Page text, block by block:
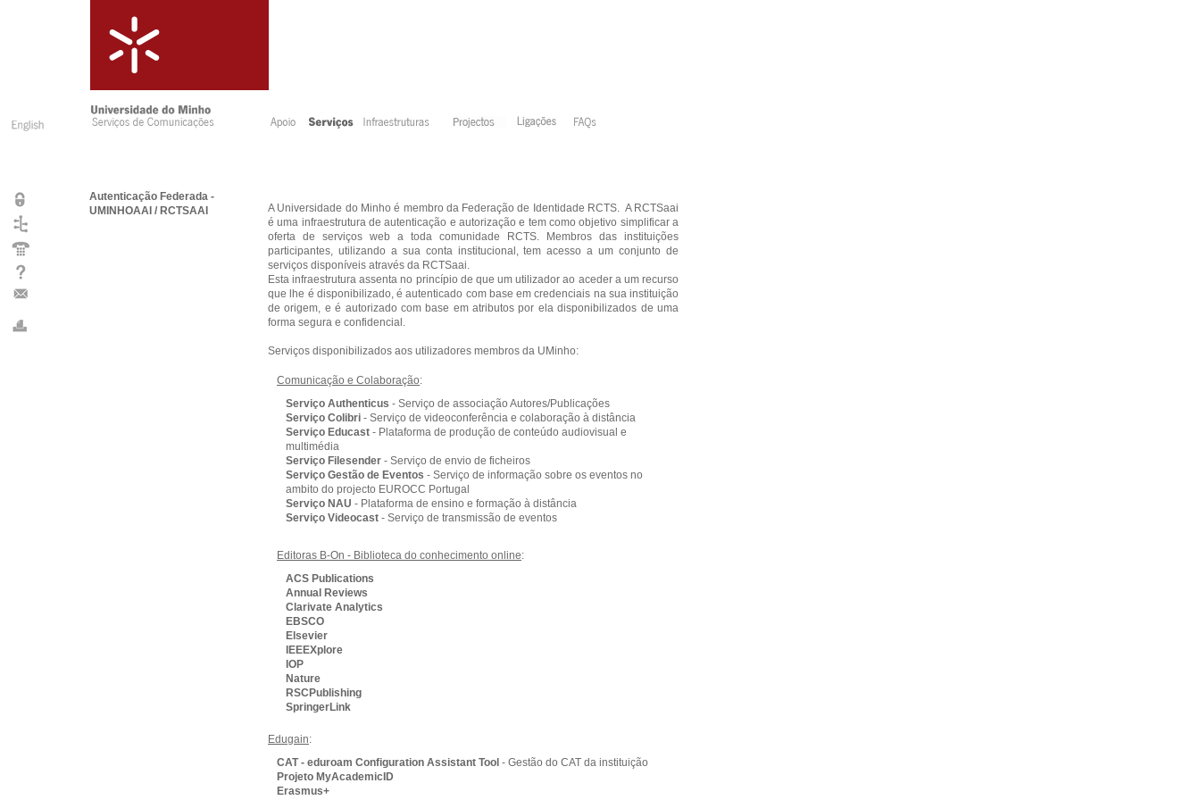
Autenticação Federada -
UMINHOAAI / RCTSAAI
A Universidade do Minho é membro da Federação de Identidade RCTS. A RCTSaai
é uma infraestrutura de autenticação e autorização e tem como objetivo simplificar a
oferta de serviços web a toda comunidade RCTS. Membros das instituições
participantes, utilizando a sua conta institucional, tem acesso a um conjunto de
serviços disponíveis através da RCTSaai.
Esta infraestrutura assenta no princípio de que um utilizador ao aceder a um recurso
que lhe é disponibilizado, é autenticado com base em credenciais na sua instituição
de origem, e é autorizado com base em atributos por ela disponibilizados de uma
forma segura e confidencial.
Serviços disponibilizados aos utilizadores membros da UMinho:
Comunicação e Colaboração:
Serviço Authenticus - Serviço de associação Autores/Publicações
Serviço Colibri - Serviço de videoconferência e colaboração à distância
Serviço Educast - Plataforma de produção de conteúdo audiovisual e
multimédia
Serviço Filesender - Serviço de envio de ficheiros
Serviço Gestão de Eventos - Serviço de informação sobre os eventos no
ambito do projecto EUROCC Portugal
Serviço NAU - Plataforma de ensino e formação à distância
Serviço Videocast - Serviço de transmissão de eventos
Editoras B-On - Biblioteca do conhecimento online:
ACS Publications
Annual Reviews
Clarivate Analytics
EBSCO
Elsevier
IEEEXplore
IOP
Nature
RSCPublishing
SpringerLink
Edugain:
CAT - eduroam Configuration Assistant Tool - Gestão do CAT da instituição
Projeto MyAcademicID
Erasmus+